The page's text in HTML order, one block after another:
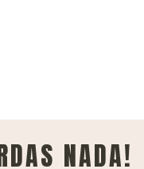
NADA!